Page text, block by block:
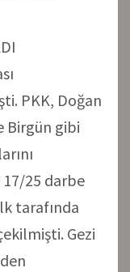
PKK, Doğan
Birgün gibi
25 darbe
tarafında
Gezi